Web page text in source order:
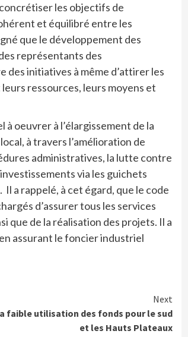
les objectifs de
et équilibré entre les
que le développement des
représentants des
des initiatives à même d’attirer les
ressources, leurs moyens et
oeuvrer à l’élargissement de la
à travers l’amélioration de
administratives, la lutte contre
via les guichets
a rappelé, à cet égard, que le code
d’assurer tous les services
que de la réalisation des projets. Il a
assurant le foncier industriel
Next
faible utilisation des fonds pour le sud
et les Hauts Plateaux